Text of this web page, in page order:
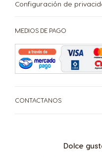
Dolce
MEDIOS DE PAGO
CONTACTANOS
Configuración de